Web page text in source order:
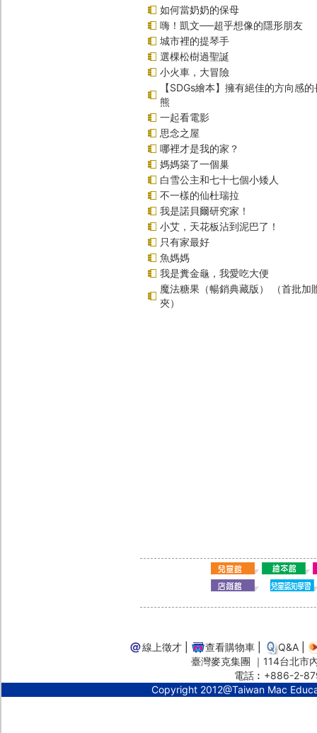
如何當奶奶的保母
嗨！凱文──超乎想像的隱形朋友
城市裡的提琴手
選棵松樹過聖誕
小火車，大冒險
【SDGs繪本】擁有絕佳的方向感
熊
一起看電影
思念之屋
哪裡才是我的家？
媽媽築了一個巢
白雪公主和七十七個小矮人
不一樣的仙杜瑞拉
我是諾貝爾研究家！
小艾，天花板沾到泥巴了！
只有家最好
魚媽媽
我是糞金龜，我愛吃大便
魔法糖果（暢銷典藏版） （首批加
夾）
線上徵才 查看購物車 Q&A
臺灣麥克集團 ｜114台北
電話︰+886-2-
Copyright 2012@Taiwan Mac